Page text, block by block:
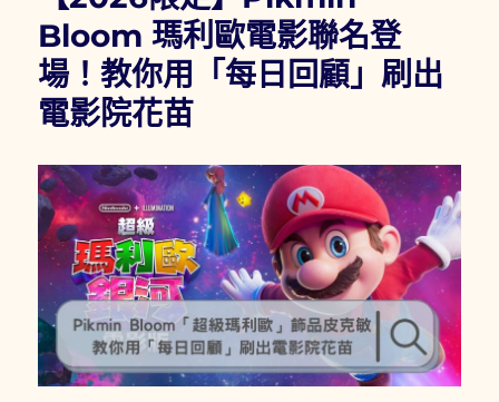
碼/
序
序
號
兌
換
教
學
(2026/4/9
更
Bloom 瑪利歐電影聯名登
場！教你用「每日回顧」刷出
電影院花苗